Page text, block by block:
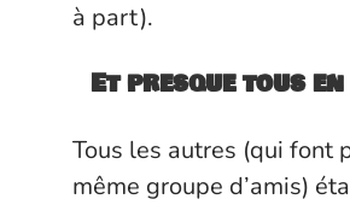
à part).
Et presque tous
Tous les autres (qui font
même groupe d’amis)